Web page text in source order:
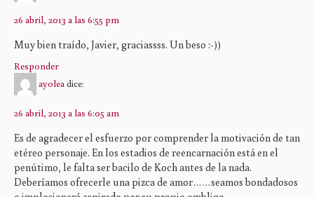
26 abril, 2013 a las 6:55 pm
Muy bien traído, Javier, graciassss. Un beso :-))
Responder
ayolea dice:
26 abril, 2013 a las 6:05 am
Es de agradecer el esfuerzo por comprender la motivación de tan
etéreo personaje. En los estadios de reencarnación está en el
penútimo, le falta ser bacilo de Koch antes de la nada.
Deberíamos ofrecerle una pizca de amor……seamos bondadosos